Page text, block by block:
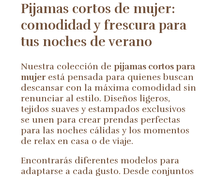
Pijamas cortos de mujer:
comodidad y frescura para
tus noches de verano
Nuestra colección de pijamas cortos para
mujer está pensada para quienes buscan
descansar con la máxima comodidad sin
renunciar al estilo. Diseños ligeros,
tejidos suaves y estampados exclusivos
se unen para crear prendas perfectas
para las noches cálidas y los momentos
de relax en casa o de viaje.
Encontrarás diferentes modelos para
adaptarse a cada gusto. Desde conjuntos